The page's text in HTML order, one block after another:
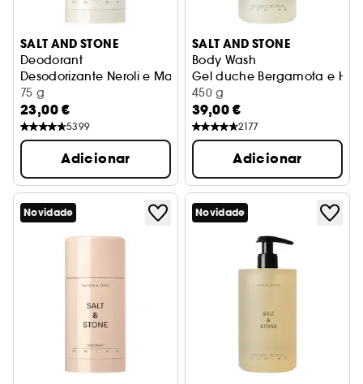
SALT AND STONE
Deodorant
Desodorizante Neroli e Manjericão
75 g
23,00 €
5399
Adicionar
SALT AND STONE
Body Wash
Gel duche Bergamota e
450 g
39,00 €
2177
Adicionar
Novidade Novidade